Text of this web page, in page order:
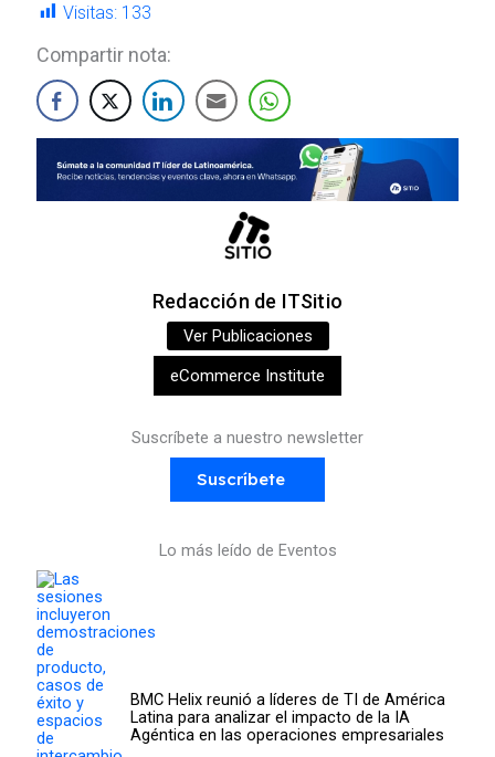
Visitas: 133
Compartir nota:
Redacción de ITSitio
Ver Publicaciones
eCommerce Institute
Suscríbete a nuestro newsletter
Suscríbete
Lo más leído de Eventos
BMC Helix reunió a líderes de TI de América
Latina para analizar el impacto de la IA
Agéntica en las operaciones empresariales